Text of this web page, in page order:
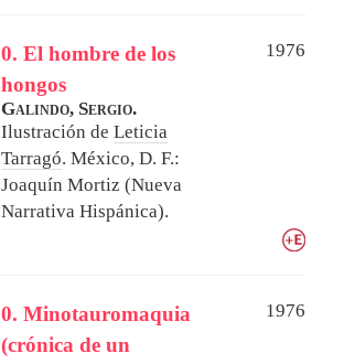
0. El hombre de los
hongos
1976
Galindo, Sergio.
Ilustración de Leticia
Tarragó. México, D. F.:
Joaquín Mortiz (Nueva
Narrativa Hispánica).
0. Minotauromaquia
(crónica de un
1976